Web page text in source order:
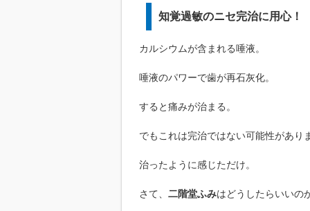
知覚過敏のニセ完治に用心！
カルシウムが含まれる唾液。
唾液のパワーで歯が再石灰化。
すると痛みが治まる。
でもこれは完治ではない可能性があり
治ったように感じただけ。
さて、 二階堂ふみはどうしたらいいの